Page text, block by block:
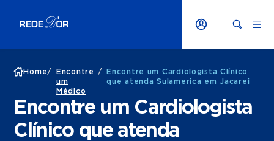
Home/
Encontre
um
Médico
/
Encontre um Cardiologista Clínico
que atenda Sulamerica em Jacarei
Encontre um Cardiologista
Clínico que atenda